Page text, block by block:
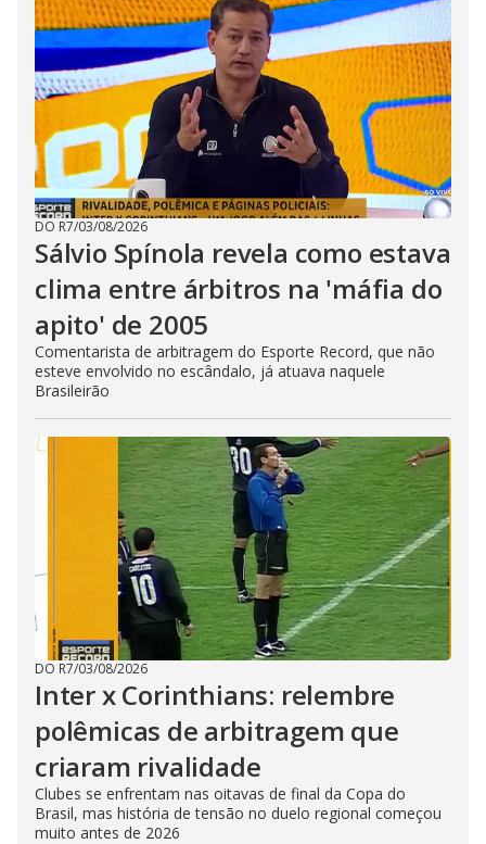
DO R7/03/08/2026
Sálvio Spínola revela como estava
clima entre árbitros na 'máfia do
apito' de 2005
Comentarista de arbitragem do Esporte Record, que não
esteve envolvido no escândalo, já atuava naquele
Brasileirão
DO R7/03/08/2026
Inter x Corinthians: relembre
polêmicas de arbitragem que
criaram rivalidade
Clubes se enfrentam nas oitavas de final da Copa do
Brasil, mas história de tensão no duelo regional começou
muito antes de 2026